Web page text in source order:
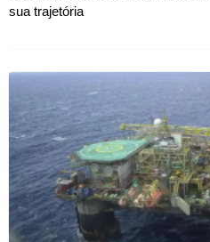
sua trajetória